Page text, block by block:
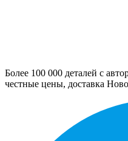
Более 100 000 деталей с
честные цены, доставка